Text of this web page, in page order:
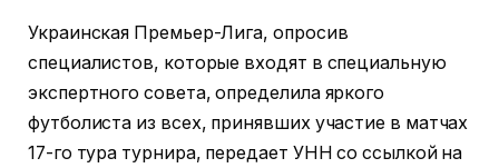
Украинская Премьер-Лига, опросив
специалистов, которые входят в специальную
экспертного совета, определила яркого
футболиста из всех, принявших участие в матчах
17-го тура турнира, передает УНН со ссылкой на